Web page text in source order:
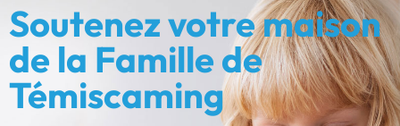
Soutenez votre maison
de la Famille de
Témiscaming